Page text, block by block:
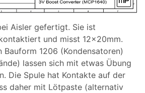
Aisler gefertigt. Sie ist
und misst 12x20mm.
Bauform 1206 (Kondensatoren)
lassen sich mit etwas Übung
Die Spule hat Kontakte auf der
daher mit Lötpaste (alternativ